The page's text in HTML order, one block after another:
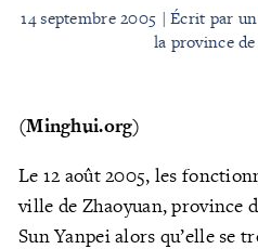
14 septembre 2005 | Écrit par
la province
(Minghui.org)
Le 12 août 2005, les
ville de Zhaoyuan, province
Sun Yanpei alors qu’elle se